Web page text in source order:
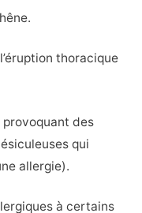
thoracique
des
qui
allergie).
à certains